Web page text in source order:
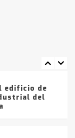
en la
edificio de
del